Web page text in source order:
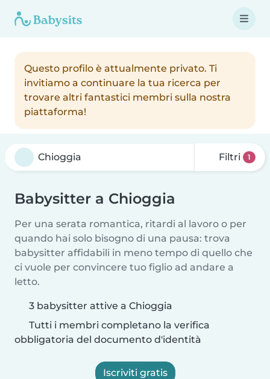
Questo profilo è attualmente privato. Ti
invitiamo a continuare la tua ricerca per
trovare altri fantastici membri sulla nostra
piattaforma!
Filtri 1
Babysitter a Chioggia
Per una serata romantica, ritardi al lavoro o per
quando hai solo bisogno di una pausa: trova
babysitter affidabili in meno tempo di quello che
ci vuole per convincere tuo figlio ad andare a
letto.
3 babysitter attive a Chioggia
Tutti i membri completano la verifica
obbligatoria del documento d'identità
Iscriviti gratis